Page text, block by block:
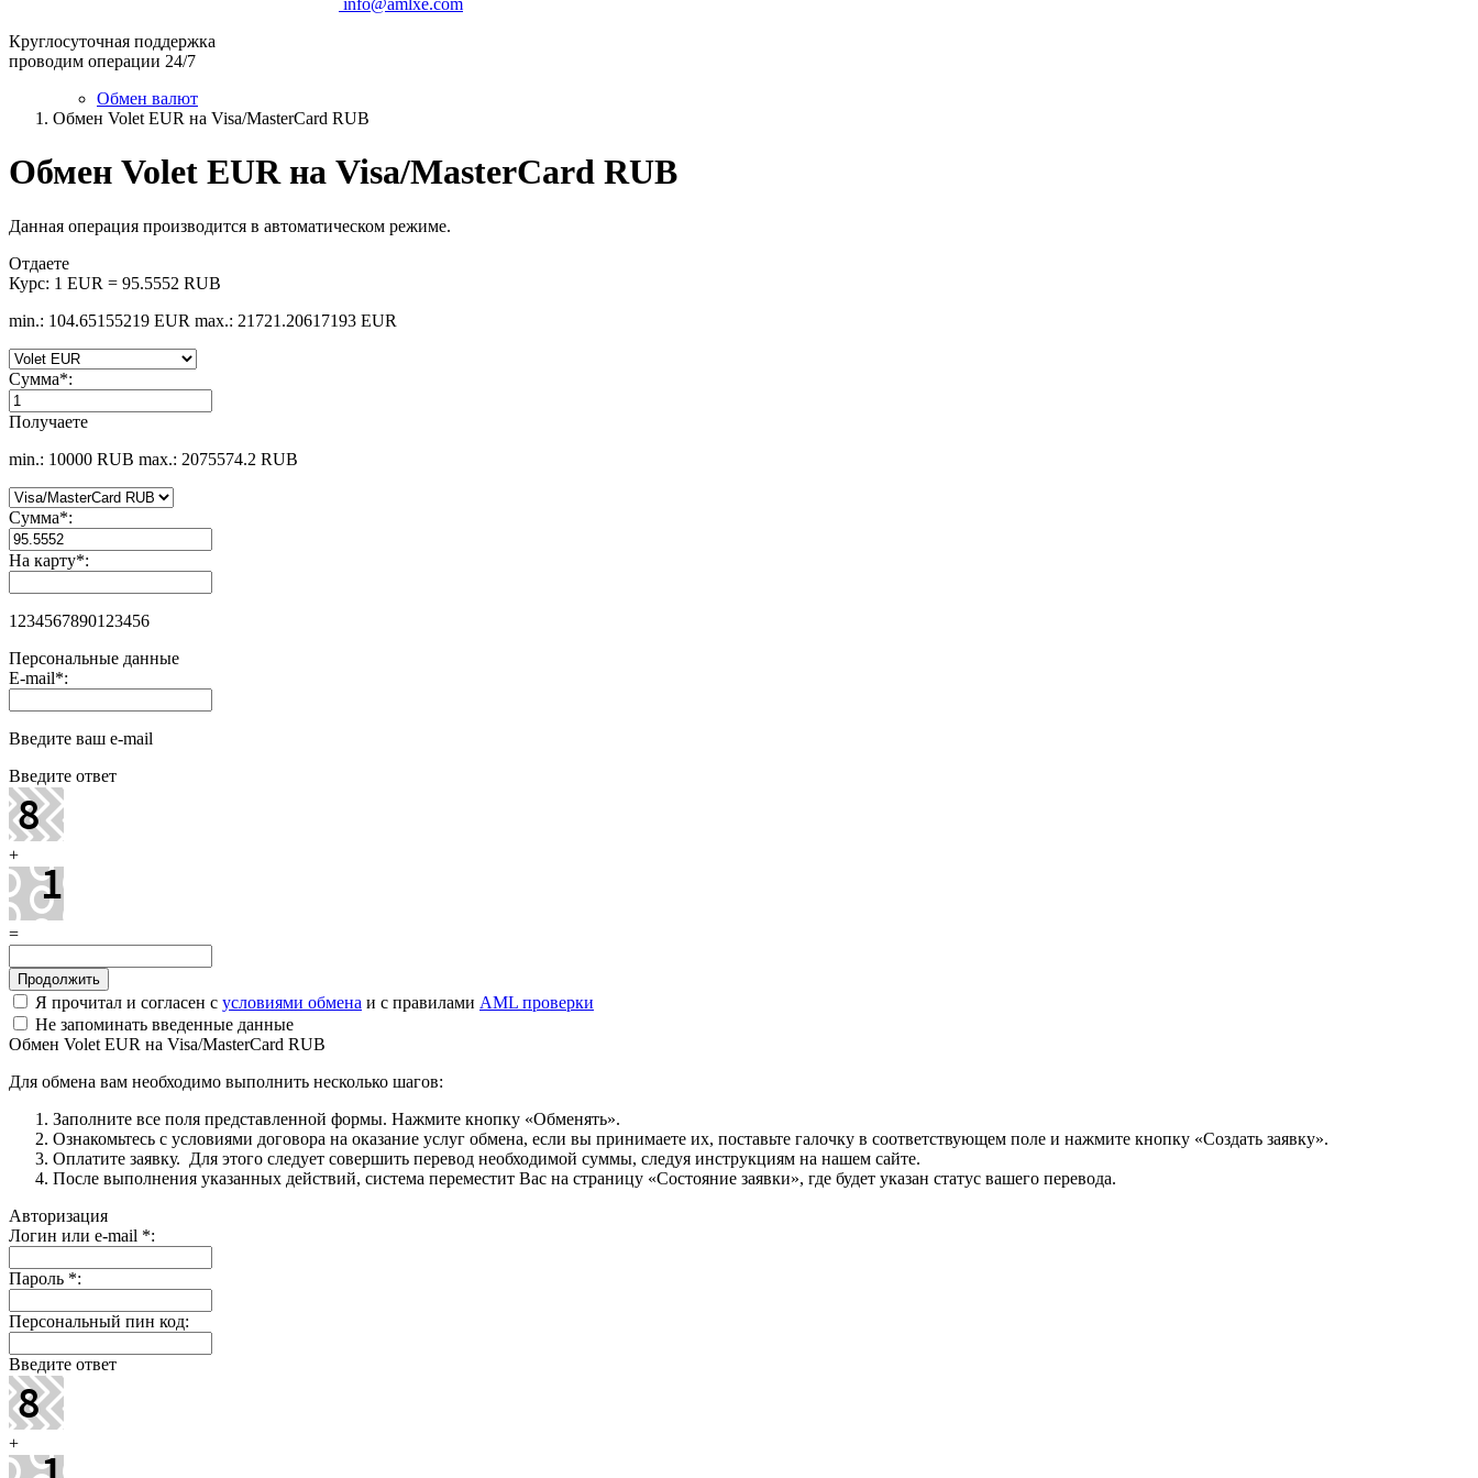
info@amlxe.com
Круглосуточная поддержка
проводим операции 24/7
Обмен валют
Обмен Volet EUR на Visa/MasterCard RUB
Обмен Volet EUR на Visa/MasterCard RUB
Данная операция производится в автоматическом режиме.
Отдаете
Курс: 1 EUR = 95.5552 RUB
min.: 104.65155219 EUR max.: 21721.20617193 EUR
Сумма*:
Получаете
min.: 10000 RUB max.: 2075574.2 RUB
Сумма*:
На карту*:
1234567890123456
Персональные данные
E-mail*:
Введите ваш e-mail
Введите ответ
+
=
Я прочитал и согласен с условиями обмена и с правилами AML проверки
Не запоминать введенные данные
Обмен Volet EUR на Visa/MasterCard RUB
Для обмена вам необходимо выполнить несколько шагов:
Заполните все поля представленной формы. Нажмите кнопку «Обменять».
Ознакомьтесь с условиями договора на оказание услуг обмена, если вы принимаете их, поставьте галочку в соответствующем поле и нажмите кнопку «Создать заявку».
Оплатите заявку. Для этого следует совершить перевод необходимой суммы, следуя инструкциям на нашем сайте.
После выполнения указанных действий, система переместит Вас на страницу «Состояние заявки», где будет указан статус вашего перевода.
Авторизация
Логин или e-mail *:
Пароль *:
Персональный пин код:
Введите ответ
+